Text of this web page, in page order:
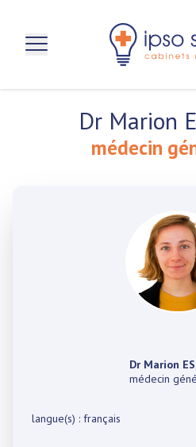
Dr Marion
médecin
Dr Marion
médecin
langue(s) : français